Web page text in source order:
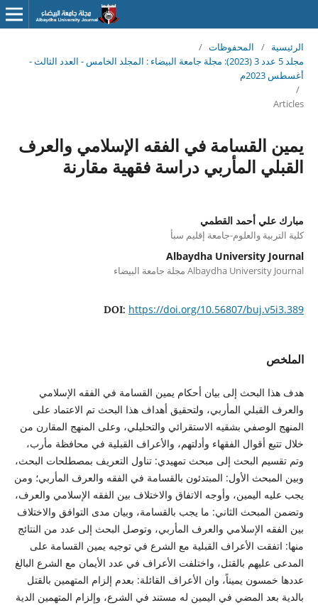
الرئيسية / المحفوظات /
مجلد 5 عدد 3 (2023): مجلة جامعة البيضاء : المجلد الخامس - العدد الثالث -
أغسطس 2023م
/
Articles
يمين القسامة في الفقه الإسلامي والعرف
القبلي المأربي دراسة فقهية مقارنة
مبارك علي أحمد القطمي
كلية التربية والعلوم-جامعة إقليم سبأ
Albaydha University Journal
Albaydha University Journal مجلة جامعة البيضاء
DOI: https://doi.org/10.56807/buj.v5i3.389
الملخص
هدف هذا البحث إلى بيان أحكام يمين القسامة في الفقه الإسلامي
والعرف القبلي المأربي، ولتحقيق أهداف هذا البحث تم الاعتماد على
المنهج الوصفي بشقيه الاستقرائي والتحليلي، وعلى المنهج المقارن من
خلال تتبع أقوال الفقهاء وأدلتهم، والأعراف القبلية في محافظة مأرب،
وتم تقسيم البحث إلى مبحث تمهيدي: تناول التعريف بمصطلحات البحث،
وبين المبحث الأول: المبتدئون بالقسامة في الفقه والعرف المأربي؛ ومن
يجب عليه اليمين، وأوجه الاتفاق والاختلاف بين الفقه الإسلامي والعرف،
وتضمن المبحث الثاني: ما يجب بالقسامة، وبيان مدى التوافق والاختلاف
بين الفقه الإسلامي والعرف المأربي، وتوصل البحث إلى عدد من النتائج
منها: اتفقت الأعراف القبلية مع الشرع في توجيه يمين القسامة على
المدعى عليهم بالقتل، واختلفت الأعراف في عدد الأيمان مع الشرع البالغ
عددها خمسون يميناً، وان الأعراف القائلة: بعدم إلزام المتهمين بالقتل
بالدية بعد المضي في اليمين له مستند في الشرع، وإلزام المتهمين الدية